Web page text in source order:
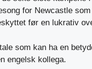
for Newcastle
før en lukrativ
som kan ha en
engelsk kollega.